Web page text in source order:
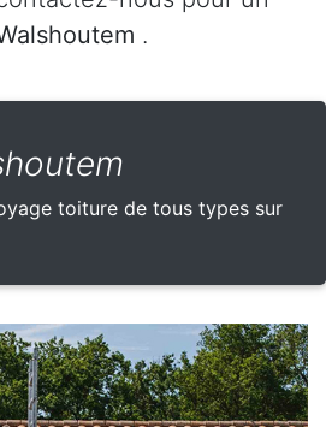
.
toiture de tous types sur